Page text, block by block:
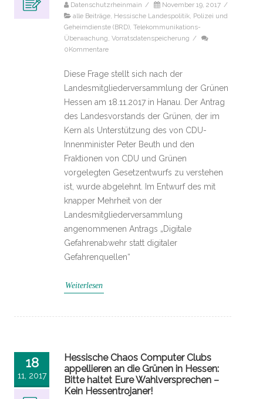
Datenschutzrheinmain / November 19, 2017 /
alle Beiträge, Hessische Landespolitik, Polizei und
Geheimdienste (BRD), Telekommunikations-
Überwachung, Vorratsdatenspeicherung /
0Kommentare
Diese Frage stellt sich nach der
Landesmitgliederversammlung der Grünen
Hessen am 18.11.2017 in Hanau. Der Antrag
des Landesvorstands der Grünen, der im
Kern als Unterstützung des von CDU-
Innenminister Peter Beuth und den
Fraktionen von CDU und Grünen
vorgelegten Gesetzentwurfs zu verstehen
ist, wurde abgelehnt. Im Entwurf des mit
knapper Mehrheit von der
Landesmitgliederversammlung
angenommenen Antrags „Digitale
Gefahrenabwehr statt digitaler
Gefahrenquellen“
Weiterlesen
18
11, 2017
Hessische Chaos Computer Clubs
appellieren an die Grünen in Hessen:
Bitte haltet Eure Wahlversprechen –
Kein Hessentrojaner!